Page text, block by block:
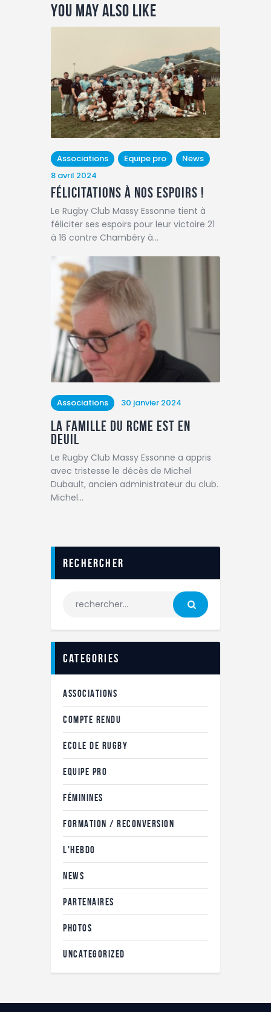
You May Also Like
Associations Equipe pro
News
8 avril 2024
félicitations à nos espoirs !
Le Rugby Club Massy Essonne tient à
féliciter ses espoirs pour leur victoire 21
à 16 contre Chambéry à…
Associations 30 janvier 2024
La famille du RCME est en
deuil
Le Rugby Club Massy Essonne a appris
avec tristesse le décès de Michel
Dubault, ancien administrateur du club.
Michel…
Rechercher
categories
ASSOCIATIONS
COMPTE RENDU
ECOLE DE RUGBY
EQUIPE PRO
FÉMININES
FORMATION / RECONVERSION
L'HEBDO
NEWS
PARTENAIRES
PHOTOS
UNCATEGORIZED